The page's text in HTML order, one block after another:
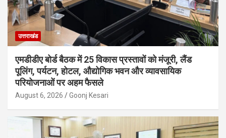
उत्तराखंड
एमडीडीए बोर्ड बैठक में 25 विकास प्रस्तावों को मंजूरी, लैंड
पूलिंग, पर्यटन, होटल, औद्योगिक भवन और व्यावसायिक
परियोजनाओं पर अहम फैसले
August 6, 2026 Goonj Kesari